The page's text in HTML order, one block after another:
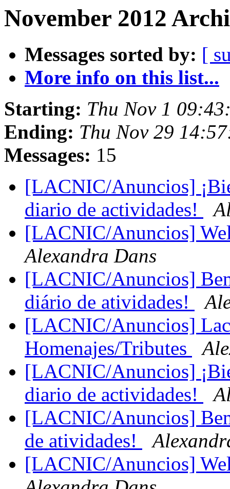
November 2012
Messages sorted by: [
More info on this list...
Starting: Thu Nov 1
Ending: Thu Nov 29
Messages: 15
[LACNIC/Anuncios]
diario de actividades!
[LACNIC/Anuncios]
Alexandra Dans
[LACNIC/Anuncios]
diário de atividades!
[LACNIC/Anuncios]
Homenajes/Tributes
[LACNIC/Anuncios]
diario de actividades!
[LACNIC/Anuncios]
de atividades!
[LACNIC/Anuncios]